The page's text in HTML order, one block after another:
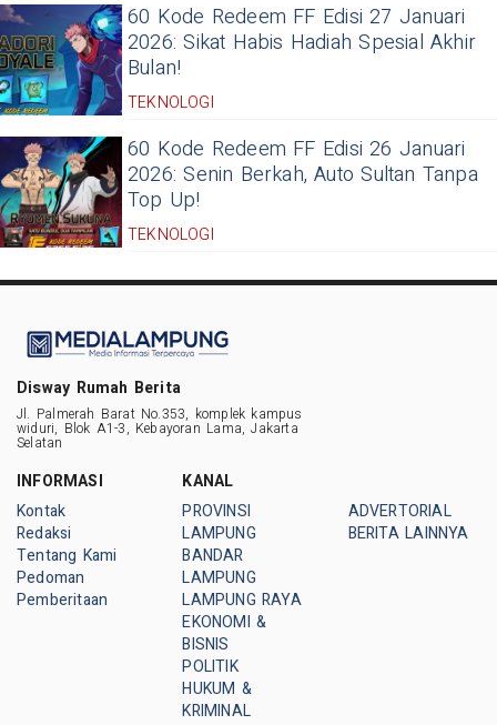
60 Kode Redeem FF Edisi 27 Januari
2026: Sikat Habis Hadiah Spesial Akhir
Bulan!
TEKNOLOGI
60 Kode Redeem FF Edisi 26 Januari
2026: Senin Berkah, Auto Sultan Tanpa
Top Up!
TEKNOLOGI
Disway Rumah Berita
Jl. Palmerah Barat No.353, komplek kampus
widuri, Blok A1-3, Kebayoran Lama, Jakarta
Selatan
INFORMASI
Kontak
Redaksi
Tentang Kami
Pedoman
Pemberitaan
KANAL
PROVINSI
LAMPUNG
BANDAR
LAMPUNG
LAMPUNG RAYA
EKONOMI &
BISNIS
POLITIK
HUKUM &
KRIMINAL
ADVERTORIAL
BERITA LAINNYA